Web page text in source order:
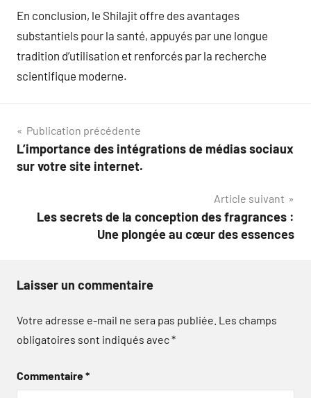
En conclusion, le Shilajit offre des avantages
substantiels pour la santé, appuyés par une longue
tradition d’utilisation et renforcés par la recherche
scientifique moderne.
Navigation
de
Publication précédente
L’importance des intégrations de médias sociaux
sur votre site internet.
Article suivant
Les secrets de la conception des fragrances :
Une plongée au cœur des essences
Laisser un commentaire
Votre adresse e-mail ne sera pas publiée. Les champs
obligatoires sont indiqués avec*
Commentaire*